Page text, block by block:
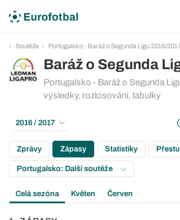
Soutěže Portugalsko - Baráž o Segunda Ligu 2016/
Baráž o Segunda
Portugalsko - Baráž o Segunda
výsledky, rozlosování, tabulky
2016 / 2017
Zprávy Zápasy Statistiky
Portugalsko: Další soutěže
Celá sezóna Květen Červen